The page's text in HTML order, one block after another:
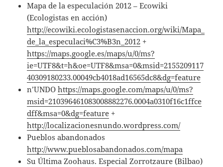
Mapa de la especulación 2012 – Ecowiki
(Ecologistas en acción)
http://ecowiki.ecologistasenaccion.org/wiki/Mapa_
de_la_especulaci%C3%B3n_2012 +
https://maps.google.es/maps/u/0/ms?
ie=UTF8&t=h&oe=UTF8&msa=0&msid=2155209117
40309180233.00049cb4018ad16565dc8&dg=feature
n’UNDOhttps://maps.google.com/maps/u/0/ms?
msid=210396461083008882276.0004a0310f16c1ffce
dff&msa=0&dg=feature +
http://localizacionesnundo.wordpress.com/
Pueblos abandonados
http://www.pueblosabandonados.com/mapa
Su Última Zoohaus. Especial Zorrotzaure (Bilbao)